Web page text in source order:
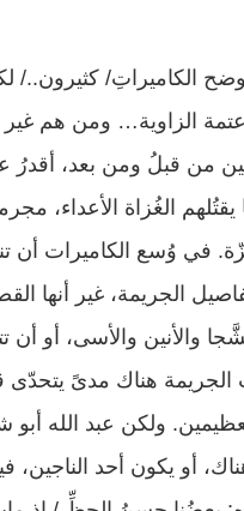
الكاميراتِ/ كثيرون../
الزاوية… ومن هم
من قبلُ ومن بعد، أقدرُ
الغُزاة الأعداء،
في وُسع الكاميرات أن
الجريمة، غير أنها
والأنين والأسى، أو أن
الجريمة هناك مدىً يتحدّى
ولكن عبد الله
أو يكون أحد الناجين،